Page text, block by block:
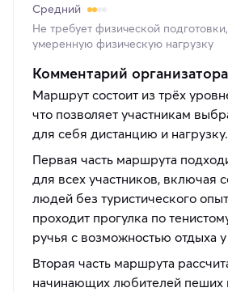
Средний
Не требует физической
умеренную физическую нагрузку
Комментарий организатора
Маршрут состоит из трёх
что позволяет участникам
для себя дистанцию и нагрузку.
Первая часть маршрута
для всех участников, включая
людей без туристического
проходит прогулка по
ручья с возможностью отдыха
Вторая часть маршрута
начинающих любителей пеших